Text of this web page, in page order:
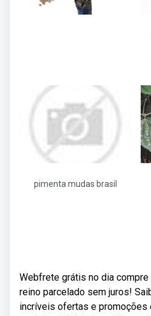
pimenta mudas brasil
Webfrete grátis no dia
reino parcelado sem juros!
incríveis ofertas e promoções